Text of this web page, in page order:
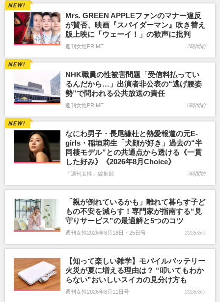
Mrs. GREEN APPLEファンのマナー違反
が賛否、映画『スパイダーマン』吹き替え
版上映に「ウェーイ！」の歓声に批判
週刊女性PRIME 2時間前
NHK職員の性被害問題「受信料払ってい
るんだから…」出演者非公表の“逃げ腰姿
勢”で問われる公共放送の責任
週刊女性PRIME 6時間前
なにわ男子・長尾謙杜と熱愛報道の元E-
girls・稲垣莉生「犬顔が好き」過去の“半
同棲モデル”との共通点から透ける《一貫
した好み》《2026年8月Choice》
『週刊女性』編集部 7時間前
「親が倒れているかも」離れて暮らす子ど
もの不安を減らす！専門家が指南する“見
守りサービス”の最適解と5つのコツ
週刊女性2026年8月18日・25日号 2026/8/7
【知って楽しい雑学】モバイルバッテリー
火災が夏に増える理由は？ “叩いてもわか
らない”おいしいスイカの見分け方も
週刊女性2026年8月11日号 2026/8/7